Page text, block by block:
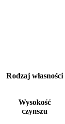
Rodzaj własności
Wysokość
czynszu